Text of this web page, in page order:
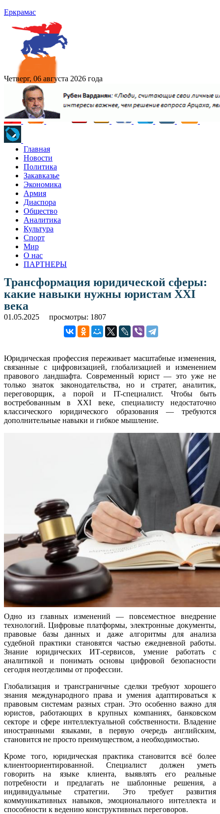
Еркрамас
Четверг, 06 августа 2026 года
Главная
Новости
Политика
Закавказье
Экономика
Армия
Диаспора
Общество
Аналитика
Культура
Спорт
Мир
О нас
ПАРТНЕРЫ
Трансформация юридической сферы:
какие навыки нужны юристам XXI
века
01.05.2025 просмотры: 1807
Юридическая профессия переживает масштабные изменения,
связанные с цифровизацией, глобализацией и изменением
правового ландшафта. Современный юрист — это уже не
только знаток законодательства, но и стратег, аналитик,
переговорщик, а порой и IT-специалист. Чтобы быть
востребованным в XXI веке, специалисту недостаточно
классического юридического образования — требуются
дополнительные навыки и гибкое мышление.
Одно из главных изменений — повсеместное внедрение
технологий. Цифровые платформы, электронные документы,
правовые базы данных и даже алгоритмы для анализа
судебной практики становятся частью ежедневной работы.
Знание юридических ИТ-сервисов, умение работать с
аналитикой и понимать основы цифровой безопасности
сегодня неотделимы от профессии.
Глобализация и трансграничные сделки требуют хорошего
знания международного права и умения адаптироваться к
правовым системам разных стран. Это особенно важно для
юристов, работающих в крупных компаниях, банковском
секторе и сфере интеллектуальной собственности. Владение
иностранными языками, в первую очередь английским,
становится не просто преимуществом, а необходимостью.
Кроме того, юридическая практика становится всё более
клиентоориентированной. Специалист должен уметь
говорить на языке клиента, выявлять его реальные
потребности и предлагать не шаблонные решения, а
индивидуальные стратегии. Это требует развития
коммуникативных навыков, эмоционального интеллекта и
способности к ведению конструктивных переговоров.